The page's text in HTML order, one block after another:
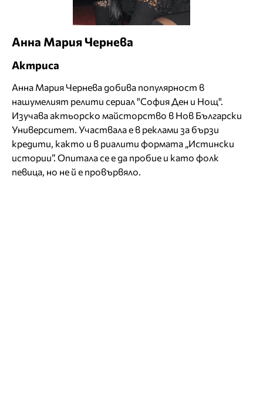
Анна Мария Чернева
Актриса
Анна Мария Чернева добива популярност в
нашумелият релити сериал "София Ден и Нощ".
Изучава актьорско майсторство в Нов Български
Университет. Участвала е в реклами за бързи
кредити, както и в риалити формата „Истински
истории”. Опитала се е да пробие и като фолк
певица, но не й е провървяло.